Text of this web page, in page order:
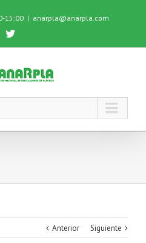
15:00 | anarpla@anarpla.com
Twitter
Anterior Siguiente